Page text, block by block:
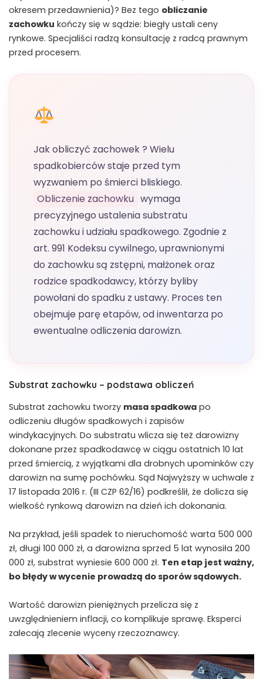
okresem przedawnienia)? Bez tego obliczanie
zachowku kończy się w sądzie: biegły ustali ceny
rynkowe. Specjaliści radzą konsultację z radcą prawnym
przed procesem.
Jak obliczyć zachowek ? Wielu
spadkobierców staje przed tym
wyzwaniem po śmierci bliskiego.
Obliczenie zachowku wymaga
precyzyjnego ustalenia substratu
zachowku i udziału spadkowego. Zgodnie z
art. 991 Kodeksu cywilnego, uprawnionymi
do zachowku są zstępni, małżonek oraz
rodzice spadkodawcy, którzy byliby
powołani do spadku z ustawy. Proces ten
obejmuje parę etapów, od inwentarza po
ewentualne odliczenia darowizn.
Substrat zachowku – podstawa obliczeń
Substrat zachowku tworzy masa spadkowa po
odliczeniu długów spadkowych i zapisów
windykacyjnych. Do substratu wlicza się też darowizny
dokonane przez spadkodawcę w ciągu ostatnich 10 lat
przed śmiercią, z wyjątkami dla drobnych upominków czy
darowizn na sumę pochówku. Sąd Najwyższy w uchwale z
17 listopada 2016 r. (III CZP 62/16) podkreślił, że dolicza się
wielkość rynkową darowizn na dzień ich dokonania.
Na przykład, jeśli spadek to nieruchomość warta 500 000
zł, długi 100 000 zł, a darowizna sprzed 5 lat wynosiła 200
000 zł, substrat wyniesie 600 000 zł. Ten etap jest ważny,
bo błędy w wycenie prowadzą do sporów sądowych.
Wartość darowizn pieniężnych przelicza się z
uwzględnieniem inflacji, co komplikuje sprawę. Eksperci
zalecają zlecenie wyceny rzeczoznawcy.